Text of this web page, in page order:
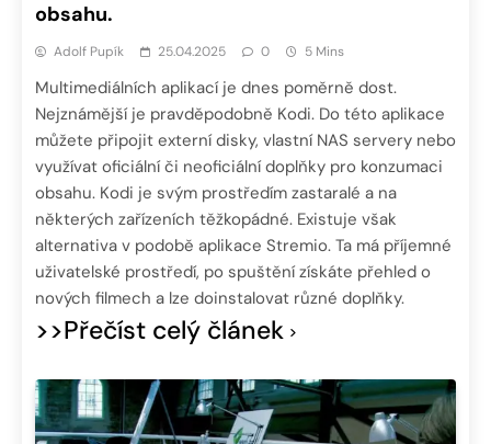
obsahu.
Adolf Pupík 25.04.2025 0 5 Mins
Multimediálních aplikací je dnes poměrně dost.
Nejznámější je pravděpodobně Kodi. Do této aplikace
můžete připojit externí disky, vlastní NAS servery nebo
využívat oficiální či neoficiální doplňky pro konzumaci
obsahu. Kodi je svým prostředím zastaralé a na
některých zařízeních těžkopádné. Existuje však
alternativa v podobě aplikace Stremio. Ta má příjemné
uživatelské prostředí, po spuštění získáte přehled o
nových filmech a lze doinstalovat různé doplňky.
>>Přečíst celý článek